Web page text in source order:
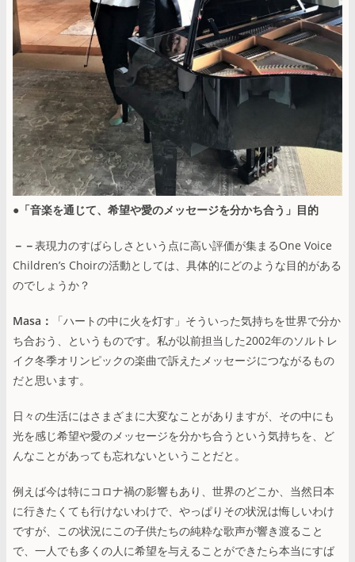
●「音楽を通じて、希望や愛のメッセージを分かち合う」目的
－－表現力のすばらしさという点に高い評価が集まるOne Voice
Childrenʼs Choirの活動としては、具体的にどのような目的がある
のでしょうか？
Masa：
「ハートの中に火を灯す」そういった気持ちを世界で分か
ち合おう、というものです。私が以前担当した2002年のソルトレ
イク冬季オリンピックの楽曲で訴えたメッセージにつながるもの
だと思います。
日々の生活にはさまざまに大変なことがありますが、その中にも
光を感じ希望や愛のメッセージを分かち合うという気持ちを、ど
んなことがあっても忘れないということだと。
例えば今は特にコロナ禍の影響もあり、世界のどこか、当然日本
に行きたくても行けないわけで、やっぱりその状況は悔しいわけ
ですが、この状況にこの子供たちの純粋な歌声が響き渡ること
で、一人でも多くの人に希望を与えることができたら本当にすば